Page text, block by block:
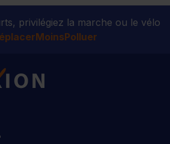
privilégiez la marche ou le vélo
Distinxion